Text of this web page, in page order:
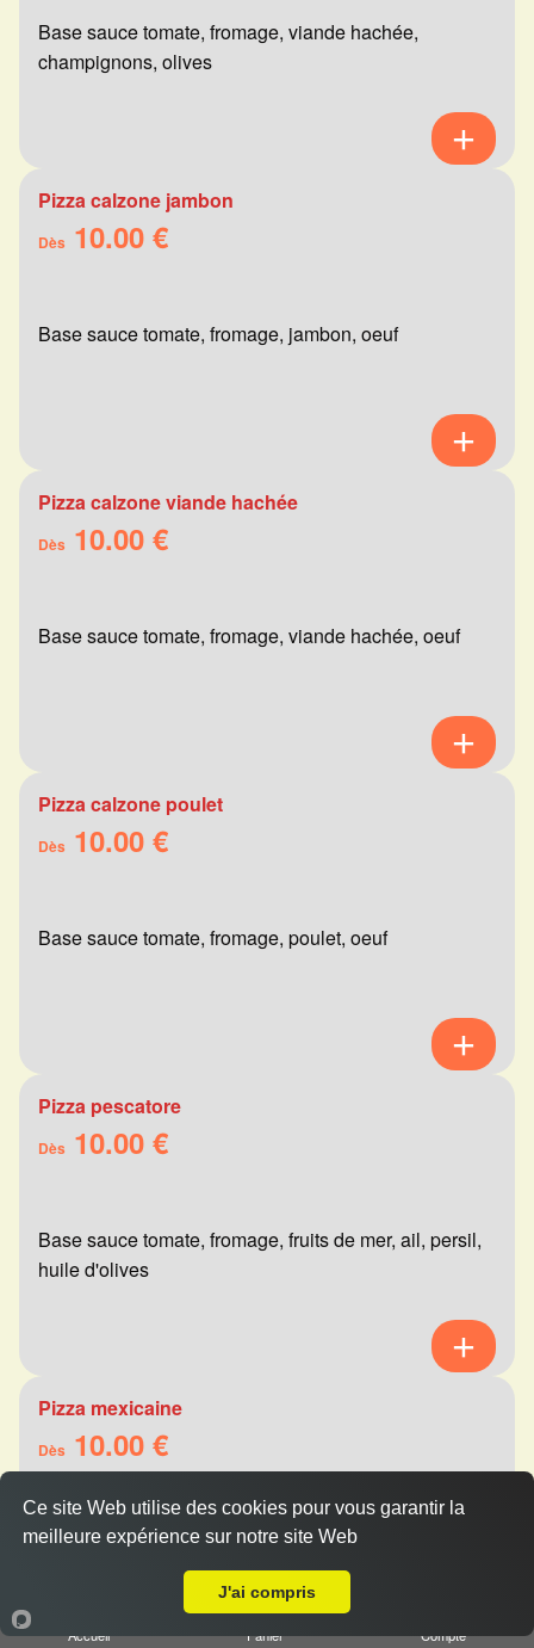
Base sauce tomate, fromage, viande hachée,
champignons, olives
Pizza calzone jambon
Dès 10.00 €
Base sauce tomate, fromage, jambon, oeuf
Pizza calzone viande hachée
Dès 10.00 €
Base sauce tomate, fromage, viande hachée, oeuf
Pizza calzone poulet
Dès 10.00 €
Base sauce tomate, fromage, poulet, oeuf
Pizza pescatore
Dès 10.00 €
Base sauce tomate, fromage, fruits de mer, ail, persil,
huile d'olives
Pizza mexicaine
Dès 10.00 €
Base sauce tomate, fromage, viande hachée,
merguez, champignons, poivrons
Accueil Panier Compte
Ce site Web utilise des cookies pour vous garantir la
meilleure expérience sur notre site Web
J'ai compris